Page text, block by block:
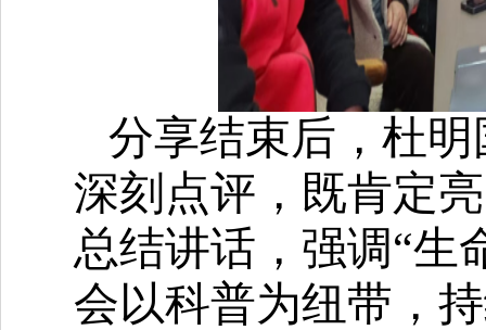
分享结束后，杜
深刻点评，既肯定
总结讲话，强调“生
会以科普为纽带，